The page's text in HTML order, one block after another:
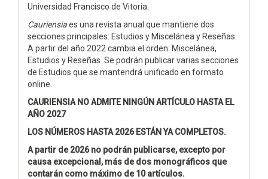
Universidad Francisco de Vitoria.
Cauriensiaes una revista anual que mantiene dos
secciones principales: Estudios y Miscelánea y Reseñas.
A partir del año 2022 cambia el orden: Miscelánea,
Estudios y Reseñas. Se podrán publicar varias secciones
de Estudios que se mantendrá unificado en formato
online.
CAURIENSIA NO ADMITE NINGÚN ARTÍCULO HASTA EL
AÑO 2027
LOS NÚMEROS HASTA 2026 ESTÁN YA COMPLETOS.
A partir de 2026 no podrán publicarse, excepto por
causa excepcional, más de dos monográficos que
contarán como máximo de 10 artículos.